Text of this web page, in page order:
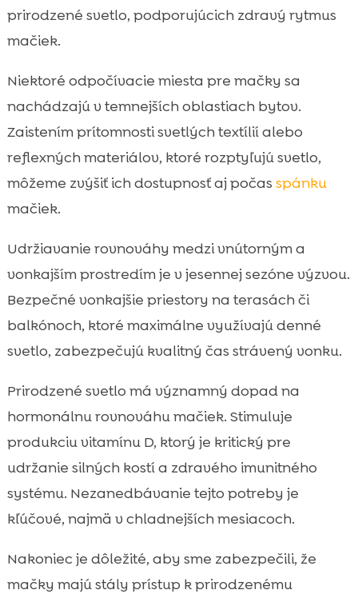
prirodzené svetlo, podporujúcich zdravý rytmus
mačiek.
Niektoré odpočívacie miesta pre mačky sa
nachádzajú v temnejších oblastiach bytov.
Zaistením prítomnosti svetlých textílií alebo
reflexných materiálov, ktoré rozptyľujú svetlo,
môžeme zvýšiť ich dostupnosť aj počas spánku
mačiek.
Udržiavanie rovnováhy medzi vnútorným a
vonkajším prostredím je v jesennej sezóne výzvou.
Bezpečné vonkajšie priestory na terasách či
balkónoch, ktoré maximálne využívajú denné
svetlo, zabezpečujú kvalitný čas strávený vonku.
Prirodzené svetlo má významný dopad na
hormonálnu rovnováhu mačiek. Stimuluje
produkciu vitamínu D, ktorý je kritický pre
udržanie silných kostí a zdravého imunitného
systému. Nezanedbávanie tejto potreby je
kľúčové, najmä v chladnejších mesiacoch.
Nakoniec je dôležité, aby sme zabezpečili, že
mačky majú stály prístup k prirodzenému